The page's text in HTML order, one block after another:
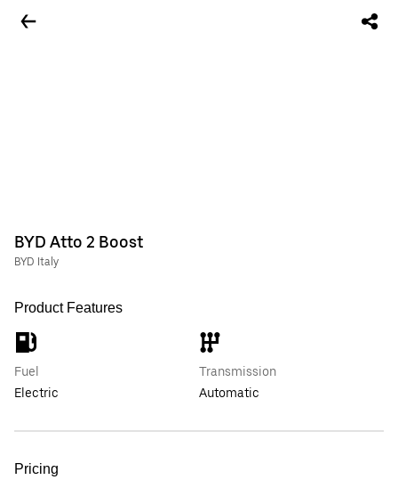
BYD Atto 2 Boost
BYD Italy
Product Features
Fuel
Electric
Transmission
Automatic
Pricing